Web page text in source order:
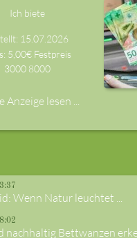
Ich biete
15.07.2026
5,00€ Festpreis
3000 8000
Anzeige lesen ...
Wenn Natur leuchtet ...
nachhaltig Bettwanzen